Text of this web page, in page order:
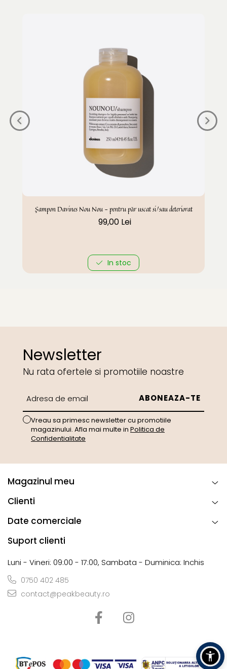
Șampon Davines Nou Nou - pentru păr uscat si/sau deteriorat
99,00 Lei
In stoc
Newsletter
Nu rata ofertele si promotiile noastre
Vreau sa primesc newsletter cu promotiile
magazinului. Afla mai multe in Politica de
Confidentialitate
Magazinul meu
Clienti
Date comerciale
Suport clienti
Luni - Vineri: 09:00 - 17:00, Sambata - Duminica: Inchis
0750 402 485
contact@peakbeauty.ro